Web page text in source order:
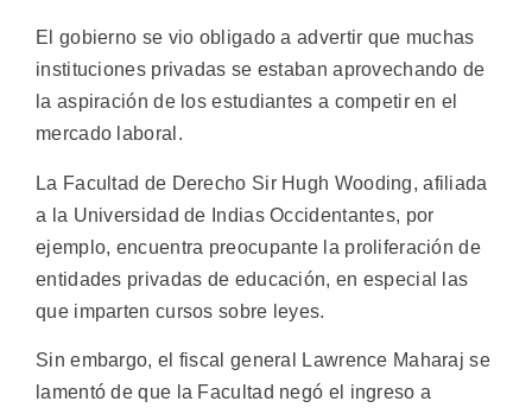
El gobierno se vio obligado a advertir que muchas
instituciones privadas se estaban aprovechando de
la aspiración de los estudiantes a competir en el
mercado laboral.
La Facultad de Derecho Sir Hugh Wooding, afiliada
a la Universidad de Indias Occidentantes, por
ejemplo, encuentra preocupante la proliferación de
entidades privadas de educación, en especial las
que imparten cursos sobre leyes.
Sin embargo, el fiscal general Lawrence Maharaj se
lamentó de que la Facultad negó el ingreso a